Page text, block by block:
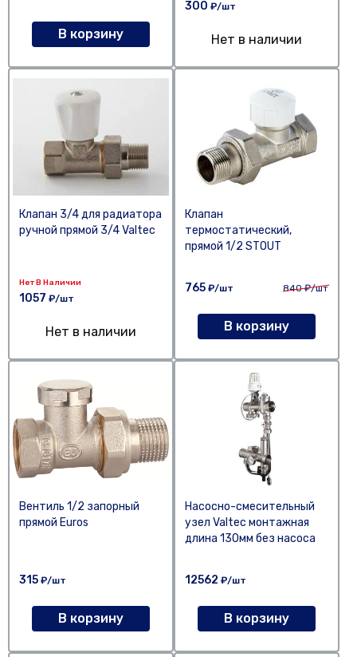
В корзину
300 ₽/шт
Нет в наличии
Клапан 3/4 для радиатора
ручной прямой 3/4 Valtec
Нет В Наличии
1057 ₽/шт
Нет в наличии
Клапан
термостатический,
прямой 1/2 STOUT
765 ₽/шт 840₽/шт
В корзину
Вентиль 1/2 запорный
прямой Euros
315 ₽/шт
В корзину
Насосно-смесительный
узел Valtec монтажная
длина 130мм без насоса
12562 ₽/шт
В корзину